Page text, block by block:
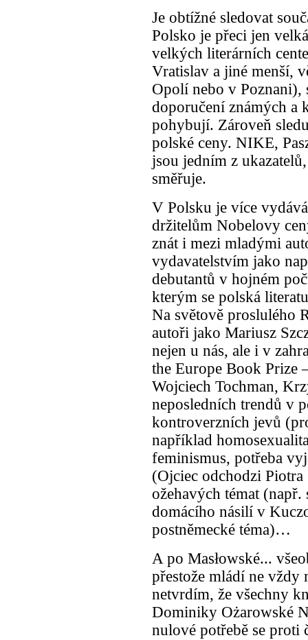
Je obtížné sledovat
Polsko je přeci jen
velkých literárních
Vratislav a jiné menší,
Opolí nebo v Poznani),
doporučení známých a
pohybují. Zároveň
polské ceny. NIKE,
jsou jedním z
směřuje.
V Polsku je více
držitelům Nobelovy
znát i mezi mladými
vydavatelstvím jako
debutantů v hojném
kterým se polská
Na světově proslulého
autoři jako Mariusz
nejen u nás, ale i v
the Europe Book Prize
Wojciech Tochman,
neposledních trendů v
kontroverzních jevů
například
feminismus, potřeba
(Ojciec odchodzi
ožehavých témat (např.
domácího násilí v
postněmecké téma)…
A po Masłowské...
přestože mládí ne
netvrdím, že všechny
Dominiky Ożarowské
nulové potřebě se proti